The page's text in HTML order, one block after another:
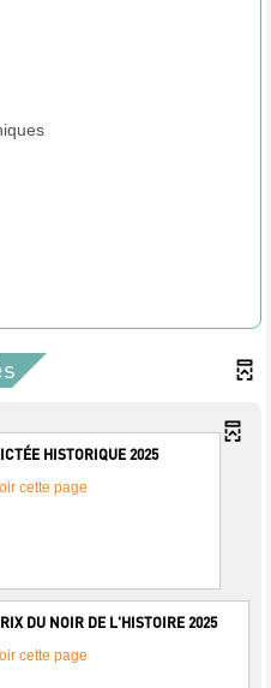
HISTORIQUE 2025
cette page
DU NOIR DE L'HISTOIRE 2025
cette page